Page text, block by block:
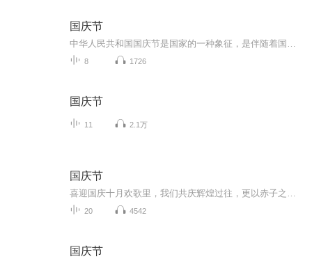
国庆节
8 1726
国庆节
11 2.1万
国庆节
20 4542
国庆节